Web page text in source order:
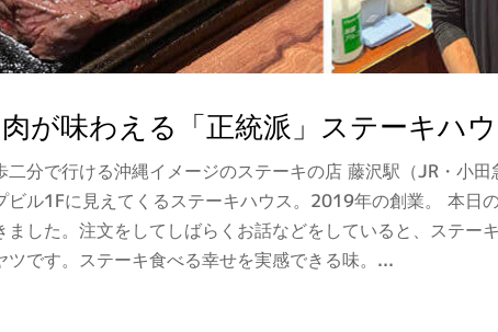
が味わえる「正統派」ステーキハ
二分で行ける沖縄イメージのステーキの店 藤沢駅（JR・小
ビル1Fに見えてくるステーキハウス。2019年の創業。 本
ました。注文をしてしばらくお話などをしていると、ステ
ツです。ステーキ食べる幸せを実感できる味。...